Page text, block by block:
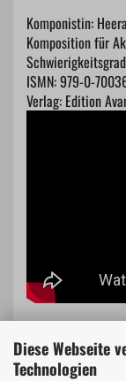
Diese Webseite
Technologien
Komponistin:
Komposition für
ISMN: 979-0-
Verlag: Edition